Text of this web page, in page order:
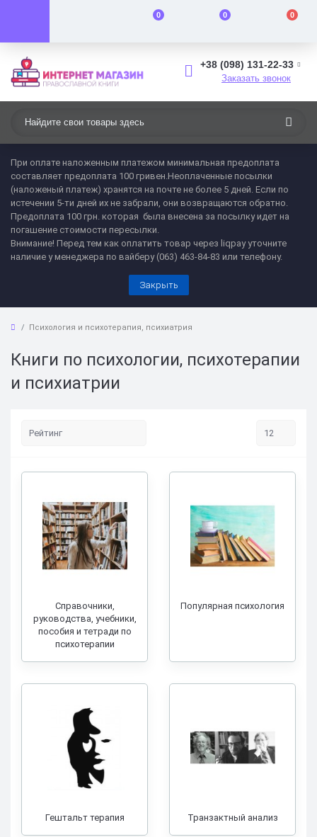
0 0 0
+38 (098) 131-22-33
Заказать звонок
При оплате наложенным платежом минимальная предоплата
составляет предоплата 100 гривен.Неоплаченные посылки
(наложеный платеж) хранятся на почте не более 5 дней. Если по
истечении 5-ти дней их не забрали, они возвращаются обратно.
Предоплата 100 грн. которая была внесена за посылку идет на
погашение стоимости пересылки.
Внимание! Перед тем как оплатить товар через liqpay уточните
наличие у менеджера по вайберу (063) 463-84-83 или телефону.
Закрыть
Психология и психотерапия, психиатрия
Книги по психологии, психотерапии
и психиатрии
Справочники,
руководства, учебники,
пособия и тетради по
психотерапии
Популярная психология
Гештальт терапия Транзактный анализ